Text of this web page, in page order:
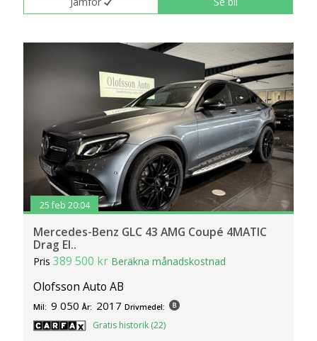
25 feb 20:04
Mercedes-Benz GLC 43 AMG Coupé 4MATIC
Drag El..
Pris389 500 kr Beräkna månadskostnad
Olofsson Auto AB
Mil: 9 050 År: 2017 Drivmedel:
Gratis historik (22)